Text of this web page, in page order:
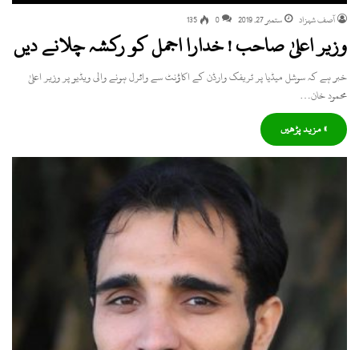
آصف شہزاد ستمبر 27, 2019 0
135
وزیر اعلیٰ صاحب ! خدارا اجمل کو رکشہ چلانے دیں
خبر ہے کہ سوشل میڈیا پر ٹریفک وارڈن کے اکاؤنٹ سے وائرل ہونے والی ویڈیو پر وزیر اعلیٰ
محمود خان…
» مزید پڑھیں